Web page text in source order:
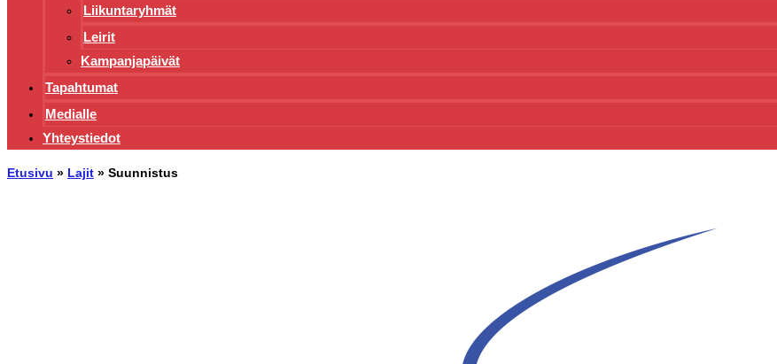
Liikuntaryhmät
Leirit
Kampanjapäivät
Tapahtumat
Medialle
Yhteystiedot
Etusivu » Lajit » Suunnistus